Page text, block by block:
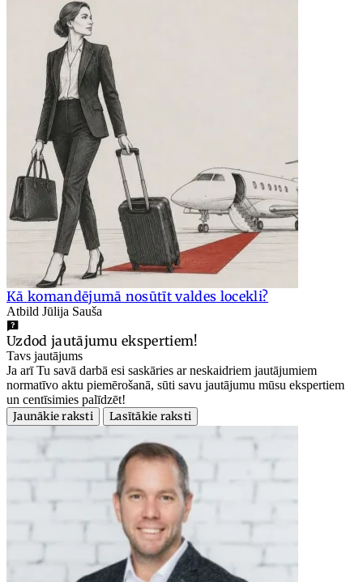
Kā komandējumā nosūtīt valdes locekli?
Atbild Jūlija Sauša
Uzdod jautājumu ekspertiem!
Tavs jautājums
Ja arī Tu savā darbā esi saskāries ar neskaidriem jautājumiem
normatīvo aktu piemērošanā, sūti savu jautājumu mūsu ekspertiem
un centīsimies palīdzēt!
Jaunākie raksti
Lasītākie raksti